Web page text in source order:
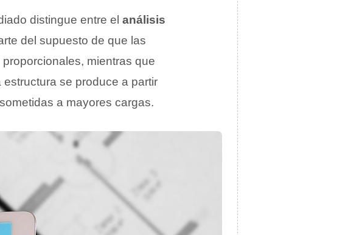
distingue entre el análisis
del supuesto de que las
mientras que
estructura se produce a partir
a mayores cargas.